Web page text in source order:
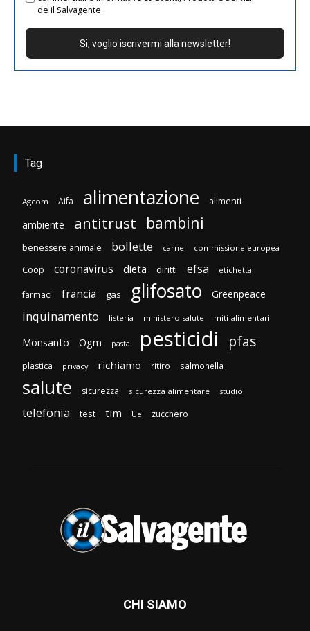
de il Salvagente
Tag
Agcom Aifa alimentazione alimenti
ambiente antitrust bambini
benessere animale bollette carne commissione europea
Coop coronavirus dieta diritti efsa etichetta
farmaci francia gas glifosato Greenpeace
inquinamento listeria ministero salute miti alimentari
Monsanto Ogm pasta pesticidi pfas
plastica privacy richiamo ritiro salmonella
salute sicurezza sicurezza alimentare studio
telefonia test tim Ue zucchero
CHI SIAMO